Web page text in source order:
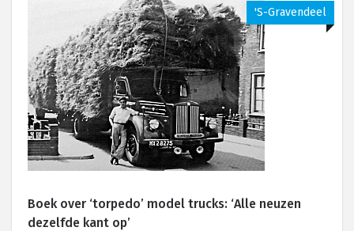
's-Gravendeel
Boek over ‘torpedo’ model trucks: ‘Alle neuzen
dezelfde kant op’